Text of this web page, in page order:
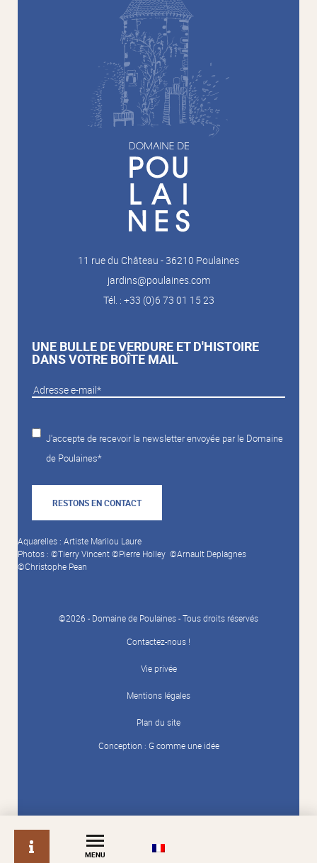
info
MENU
11 rue du Château - 36210 Poulaines
jardins@poulaines.com
Tél. : +33 (0)6 73 01 15 23
UNE BULLE DE VERDURE ET D'HISTOIRE
DANS VOTRE BOÎTE MAIL
J'accepte de recevoir la newsletter envoyée par le Domaine
de Poulaines*
RESTONS EN CONTACT
Aquarelles : Artiste Marilou Laure
Photos : ©Tierry Vincent ©Pierre Holley ©Arnault Deplagnes
©Christophe Pean
©2026 - Domaine de Poulaines - Tous droits réservés
Contactez-nous !
Vie privée
Mentions légales
Plan du site
Conception : G comme une idée